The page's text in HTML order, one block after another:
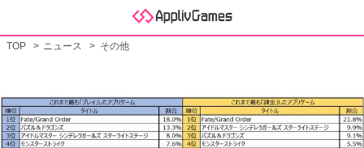
TOP ニュース その他